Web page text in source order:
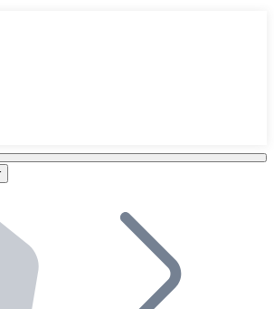
solución en tu plataforma.
Bitnovo en tu negocio y permite que